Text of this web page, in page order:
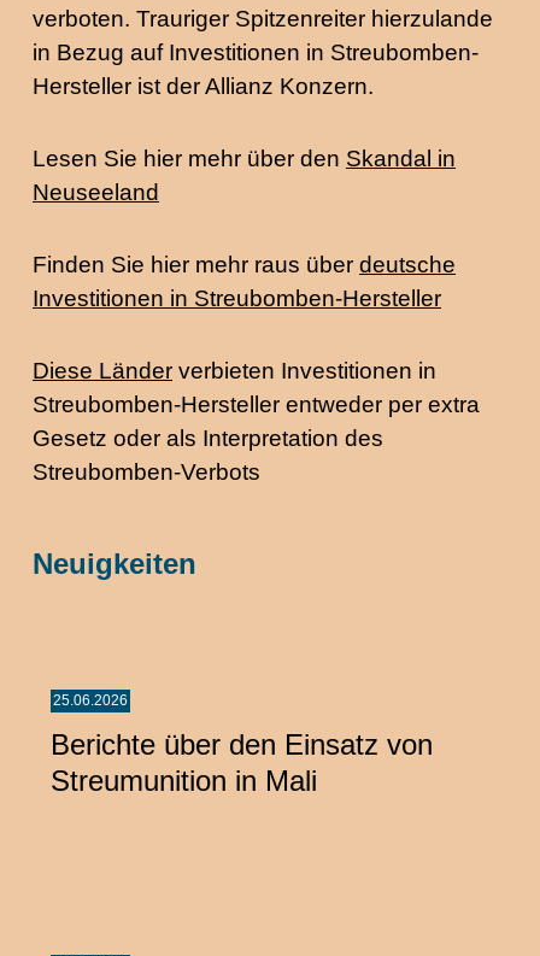
verboten. Trauriger Spitzenreiter hierzulande
in Bezug auf Investitionen in Streubomben-
Hersteller ist der Allianz Konzern.
Lesen Sie hier mehr über den Skandal in
Neuseeland
Finden Sie hier mehr raus über deutsche
Investitionen in Streubomben-Hersteller
Diese Länder verbieten Investitionen in
Streubomben-Hersteller entweder per extra
Gesetz oder als Interpretation des
Streubomben-Verbots
Neuigkeiten
25.06.2026
Berichte über den Einsatz von
Streumunition in Mali